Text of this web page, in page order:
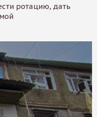
ротацию, дать